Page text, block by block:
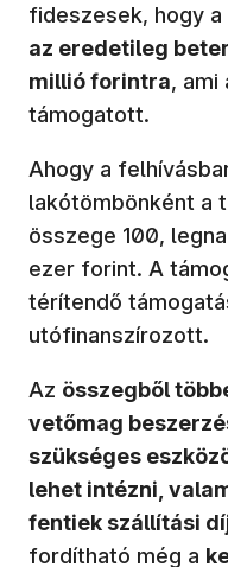
fideszesek, hogy a
az eredetileg
millió forintra, ami
támogatott.
Ahogy a
lakótömbönként a
összege 100,
ezer forint. A
térítendő
utófinanszírozott.
Az összegből
vetőmag
szükséges
lehet intézni,
fentiek szállítási
fordítható még a